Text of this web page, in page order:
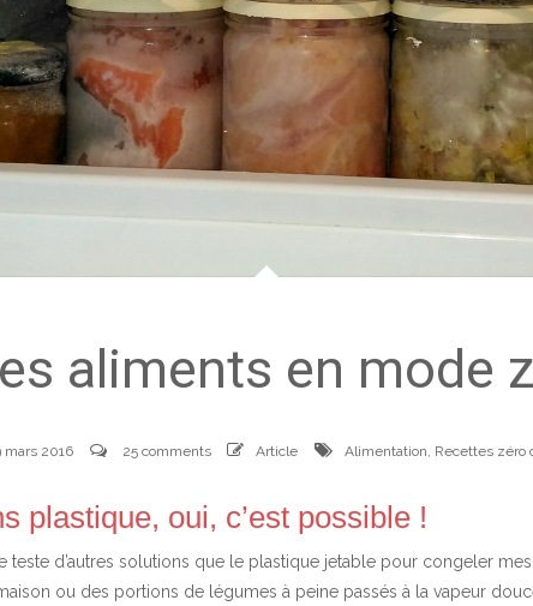
aliments en mode
mars 2016 25 comments Article Alimentation Recettes zéro
plastique, oui, c’est possible !
teste d’autres solutions que le plastique jetable pour congeler
ou des portions de légumes à peine passés à la vapeur